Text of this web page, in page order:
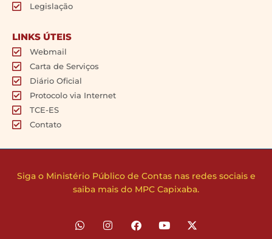
Legislação
LINKS ÚTEIS
Webmail
Carta de Serviços
Diário Oficial
Protocolo via Internet
TCE-ES
Contato
Siga o Ministério Público de Contas nas redes sociais e
saiba mais do MPC Capixaba.